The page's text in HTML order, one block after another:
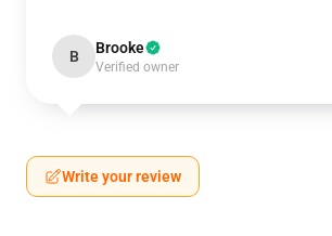
B Brooke
Verified owner
Write your review